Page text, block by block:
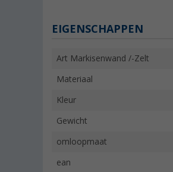
EIGENSCHAPPEN
Art Markisenwand /-Zelt
Materiaal
Kleur
Gewicht
omloopmaat
ean